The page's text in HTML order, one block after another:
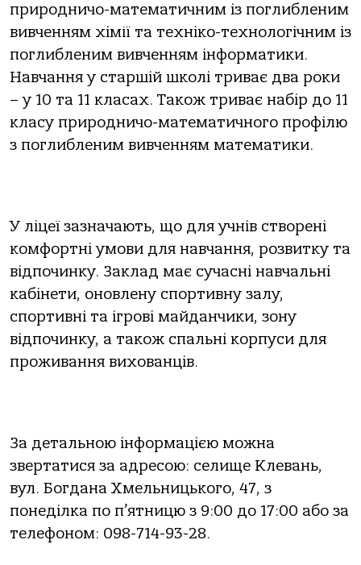
природничо-математичним із поглибленим
вивченням хімії та техніко-технологічним із
поглибленим вивченням інформатики.
Навчання у старшій школі триває два роки
– у 10 та 11 класах. Також триває набір до 11
класу природничо-математичного профілю
з поглибленим вивченням математики.
У ліцеї зазначають, що для учнів створені
комфортні умови для навчання, розвитку та
відпочинку. Заклад має сучасні навчальні
кабінети, оновлену спортивну залу,
спортивні та ігрові майданчики, зону
відпочинку, а також спальні корпуси для
проживання вихованців.
За детальною інформацією можна
звертатися за адресою: селище Клевань,
вул. Богдана Хмельницького, 47, з
понеділка по п’ятницю з 9:00 до 17:00 або за
телефоном: 098-714-93-28.